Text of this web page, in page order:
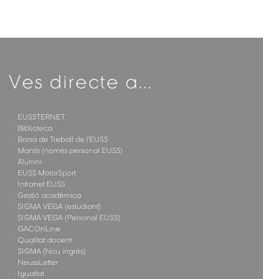
Ves directe a...
EUSSTERNET
Biblioteca
Borsa de Treball de l'EUSS
Mantis (només personal EUSS)
Alumni
EUSS MotorSport
Intranet EUSS
Gestió acadèmica
SIGMA VEGA (estudiant)
SIGMA VEGA (Personal EUSS)
GACOnLine
Qualitat docent
SIGMA (Nou ingrés)
NeussLetter
Igualtat